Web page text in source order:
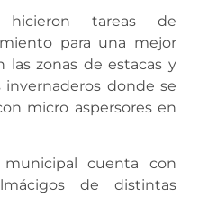
tareas de
para una mejor
las zonas de estacas y
donde se
micro aspersores en
cuenta con
de distintas